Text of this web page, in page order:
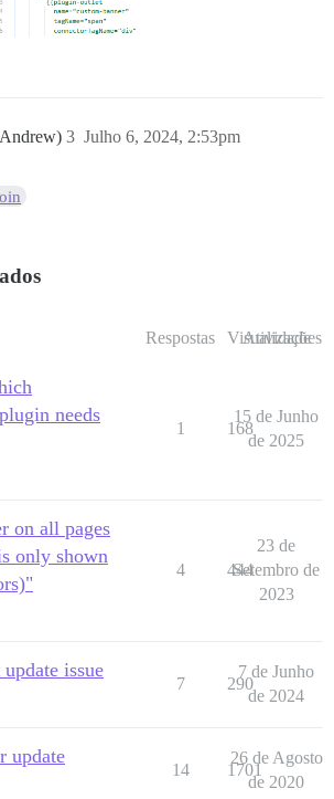
Julho 6, 2024, 2:53pm
3
Respostas Visualizações
Atividade
needs
1 168
15 de Junho
de 2025
on all pages
only shown
4 444
23 de
Setembro de
2023
issue
7 290
7 de Junho
de 2024
update
14 1701
26 de Agosto
de 2020